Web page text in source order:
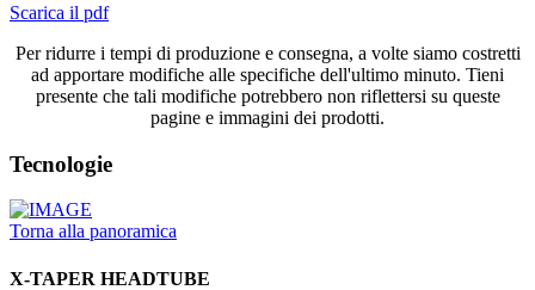
Scarica il pdf
Per ridurre i tempi di produzione e consegna, a volte siamo costretti
ad apportare modifiche alle specifiche dell'ultimo minuto. Tieni
presente che tali modifiche potrebbero non riflettersi su queste
pagine e immagini dei prodotti.
Tecnologie
Torna alla panoramica
X-TAPER HEADTUBE